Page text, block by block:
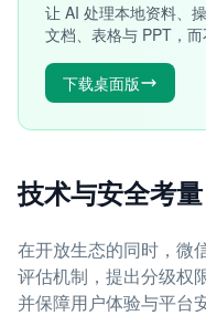
让 AI 处理本地资料、
文档、表格与 PPT，而
下载桌面版
技术与安全考量
在开放生态的同时，微
评估机制，提出分级权
并保障用户体验与平台